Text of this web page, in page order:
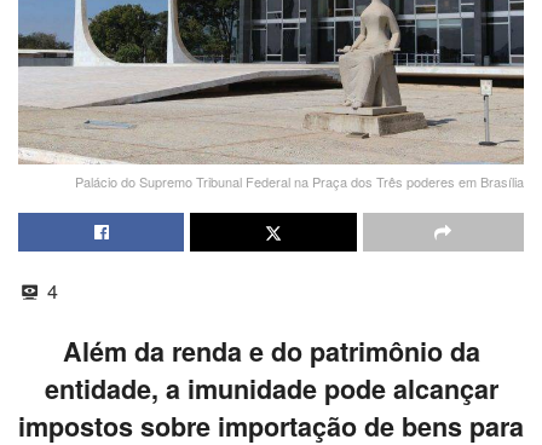
Palácio do Supremo Tribunal Federal na Praça dos Três poderes em Brasília
4
Além da renda e do patrimônio da
entidade, a imunidade pode alcançar
impostos sobre importação de bens para